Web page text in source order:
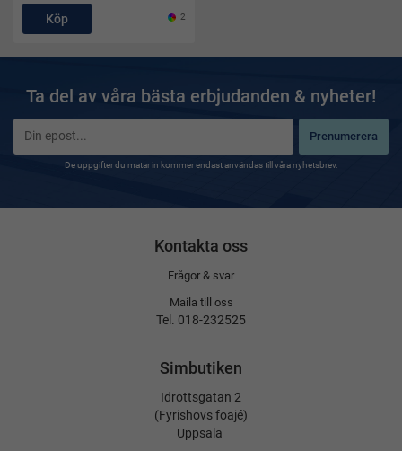
Köp 2
Ta del av våra bästa erbjudanden & nyheter!
Prenumerera
De uppgifter du matar in kommer endast användas till våra nyhetsbrev.
Kontakta oss
Frågor & svar
Maila till oss
Tel. 018-232525
Simbutiken
Idrottsgatan 2
(Fyrishovs foajé)
Uppsala